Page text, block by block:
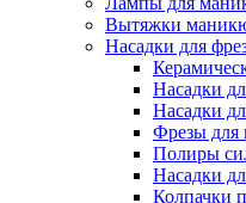
Вытяжки
Насадки для
Насадки
Насадки
Фрезы для
Полиры
Насадки
Колпачки